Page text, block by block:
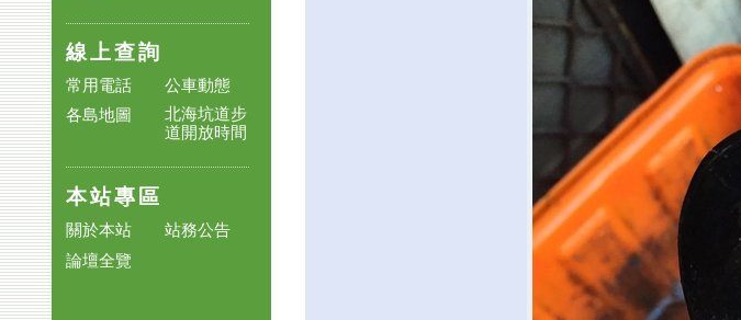
線上查詢
常用電話
公車動態
各島地圖
北海坑道步
道開放時間
本站專區
關於本站
站務公告
論壇全覽